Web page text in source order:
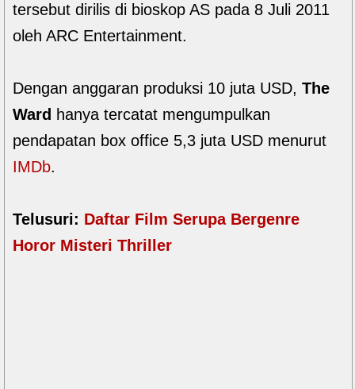
tersebut dirilis di bioskop AS pada 8 Juli 2011
oleh ARC Entertainment.
Dengan anggaran produksi 10 juta USD, The
Ward hanya tercatat mengumpulkan
pendapatan box office 5,3 juta USD menurut
IMDb.
Telusuri: Daftar Film Serupa Bergenre
Horor Misteri Thriller